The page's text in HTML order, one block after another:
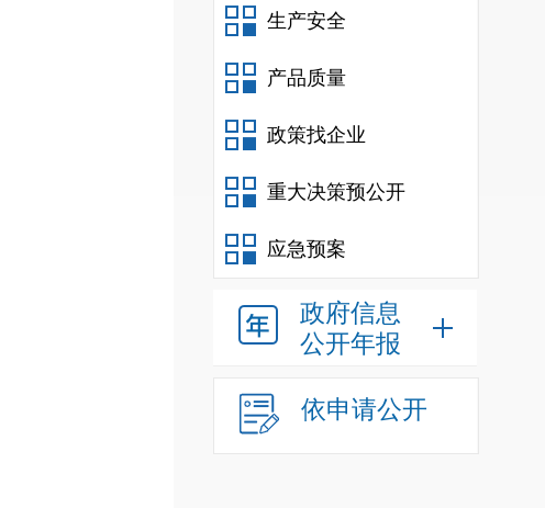
生产安全
产品质量
政策找企业
重大决策预公开
应急预案
政府信息
公开年报
依申请公开